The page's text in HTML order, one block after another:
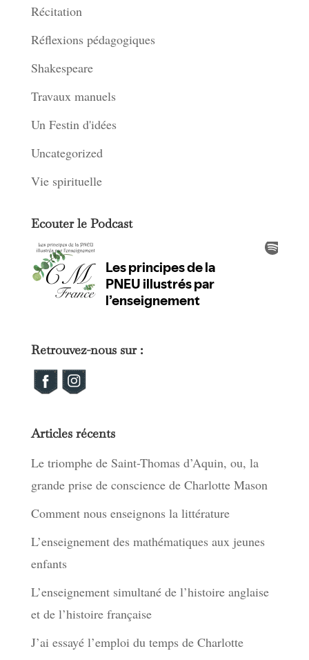
Récitation
Réflexions pédagogiques
Shakespeare
Travaux manuels
Un Festin d'idées
Uncategorized
Vie spirituelle
Ecouter le Podcast
Retrouvez-nous sur :
Articles récents
Le triomphe de Saint-Thomas d’Aquin, ou, la
grande prise de conscience de Charlotte Mason
Comment nous enseignons la littérature
L’enseignement des mathématiques aux jeunes
enfants
L’enseignement simultané de l’histoire anglaise
et de l’histoire française
J’ai essayé l’emploi du temps de Charlotte